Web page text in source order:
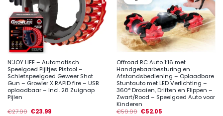
N’JOY LIFE – Automatisch
Speelgoed Pijltjes Pistool –
Schietspeelgoed Geweer Shot
Gun – Growler X RAPID fire – USB
oplaadbaar – Incl. 28 Zuignap
Pijlen
€27.99 €23.99
Offroad RC Auto 1:16 met
Handgebaarbesturing en
Afstandsbediening – Oplaadbare
Stuntauto met LED Verlichting –
360° Draaien, Driften en Flippen –
Zwart/Rood – Speelgoed Auto voor
Kinderen
€59.99 €52.05